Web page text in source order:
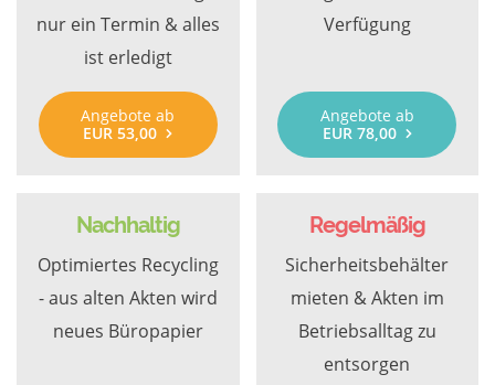
nur ein Termin & alles
ist erledigt
Angebote ab
EUR 53,00
Verfügung
Angebote ab
EUR 78,00
Nachhaltig
Optimiertes Recycling
- aus alten Akten wird
neues Büropapier
Regelmäßig
Sicherheitsbehälter
mieten & Akten im
Betriebsalltag zu
entsorgen